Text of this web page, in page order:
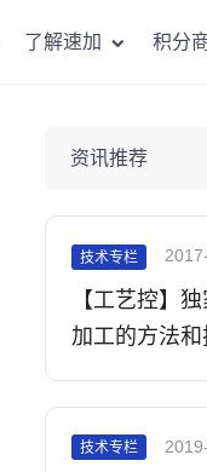
了解速加 积分
资讯推荐
技术专栏
【工艺控】
加工的方法
技术专栏